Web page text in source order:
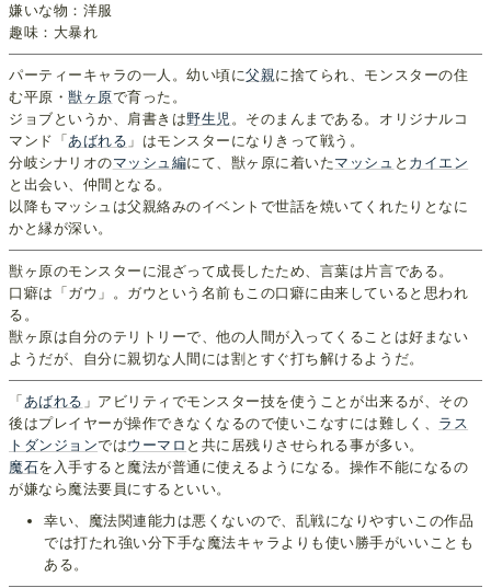
嫌いな物：洋服
趣味：大暴れ
パーティーキャラの一人。幼い頃に父親に捨てられ、モンスターの住
む平原・獣ヶ原で育った。
ジョブというか、肩書きは野生児 。そのまんまである。オリジナルコ
マンド「 あばれる 」はモンスターになりきって戦う。
分岐シナリオのマッシュ編にて、獣ヶ原に着いたマッシュ と カイエン
と出会い、仲間となる。
以降もマッシュは父親絡みのイベントで世話を焼いてくれたりとなに
かと縁が深い。
獣ヶ原のモンスターに混ざって成長したため、言葉は片言である。
口癖は「ガウ」。ガウという名前もこの口癖に由来していると思われ
る。
獣ヶ原は自分のテリトリーで、他の人間が入ってくることは好まない
ようだが、自分に親切な人間には割とすぐ打ち解けるようだ。
「 あばれる 」アビリティでモンスター技を使うことが出来るが、その
後はプレイヤーが操作できなくなるので使いこなすには難しく、 ラス
トダンジョンではウーマロ と共に居残りさせられる事が多い。
魔石を入手すると魔法が普通に使えるようになる。操作不能になるの
が嫌なら魔法要員にするといい。
幸い、魔法関連能力は悪くないので、乱戦になりやすいこの作品
では打たれ強い分下手な魔法キャラよりも使い勝手がいいことも
ある。